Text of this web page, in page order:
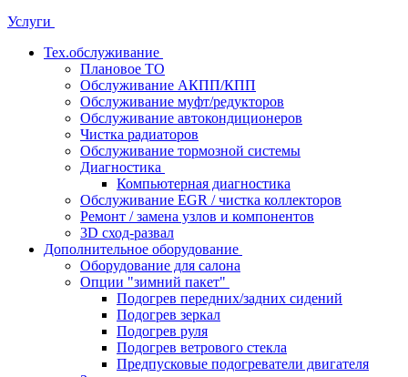
Услуги
Тех.обслуживание
Плановое ТО
Обслуживание АКПП/КПП
Обслуживание муфт/редукторов
Обслуживание автокондиционеров
Чистка радиаторов
Обслуживание тормозной системы
Диагностика
Компьютерная диагностика
Обслуживание EGR / чистка коллекторов
Ремонт / замена узлов и компонентов
3D сход-развал
Дополнительное оборудование
Оборудование для салона
Опции "зимний пакет"
Подогрев передних/задних сидений
Подогрев зеркал
Подогрев руля
Подогрев ветрового стекла
Предпусковые подогреватели двигателя